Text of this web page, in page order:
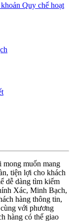
Quy chế hoạt
mong muốn mang
tiện lợi cho khách
dễ dàng tìm kiếm
Xác, Minh Bạch,
hàng thông tin,
với phương
hàng có thể giao